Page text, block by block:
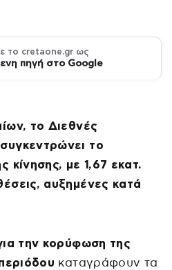
το cretaone.gr ως
πηγή στο Google
το Διεθνές
το
κίνησης, με 1,67 εκατ.
αυξημένες κατά
την κορύφωση της
καταγράφουν τα